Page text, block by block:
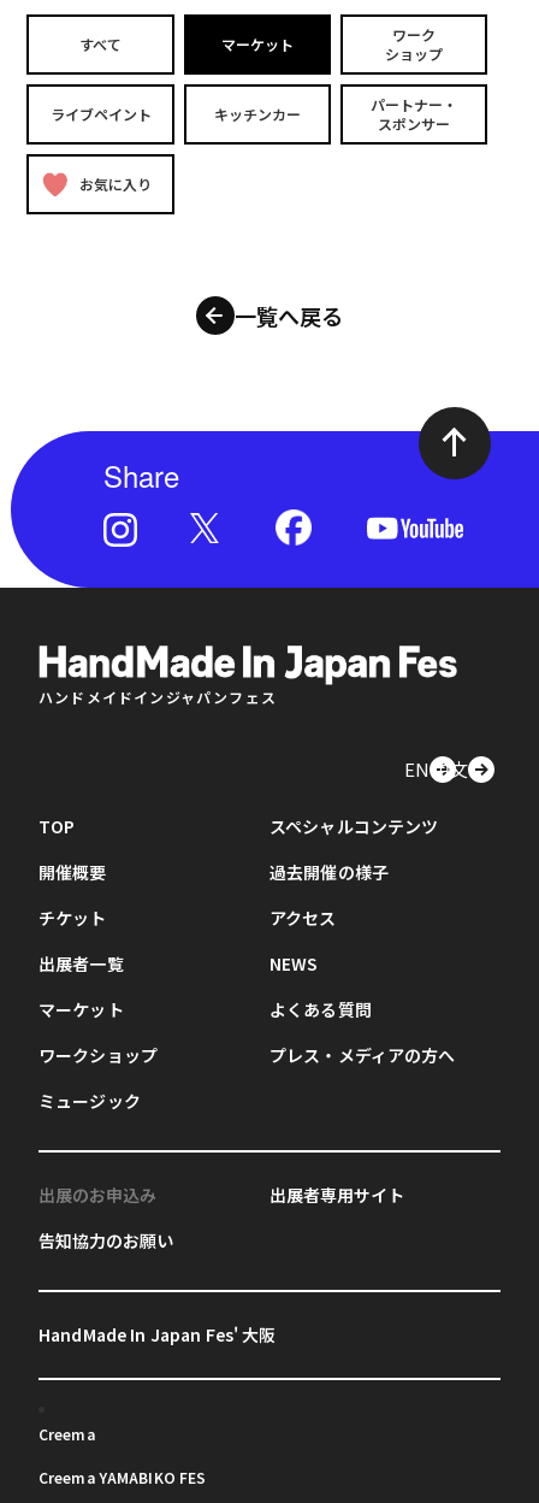
すべて マーケット
ワーク
ショップ
ライブペイント キッチンカー
パートナー・
スポンサー
お気に入り
一覧へ戻る
Share
ハンドメイドインジャパンフェス
EN中文
TOP
開催概要
チケット
出展者一覧
マーケット
ワークショップ
ミュージック
スペシャルコンテンツ
過去開催の様子
アクセス
NEWS
よくある質問
プレス・メディアの方へ
出展のお申込み
告知協力のお願い
出展者専用サイト
HandMade In Japan Fes' 大阪
Creema
Creema YAMABIKO FES